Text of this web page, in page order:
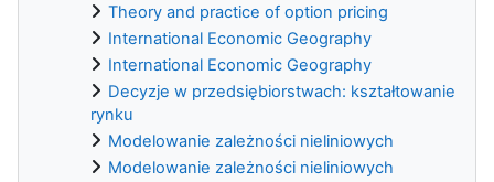
Theory and practice of option pricing
International Economic Geography
International Economic Geography
Decyzje w przedsiębiorstwach: kształtowanie
rynku
Modelowanie zależności nieliniowych
Modelowanie zależności nieliniowych